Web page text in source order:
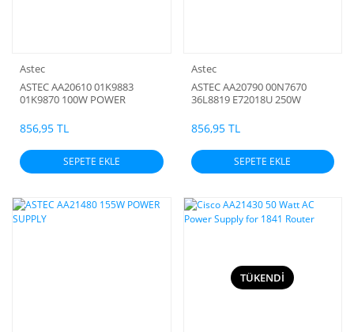
Astec
ASTEC AA20610 01K9883
01K9870 100W POWER
856,95 TL
SEPETE EKLE
Astec
ASTEC AA20790 00N7670
36L8819 E72018U 250W
856,95 TL
SEPETE EKLE
TÜKENDİ